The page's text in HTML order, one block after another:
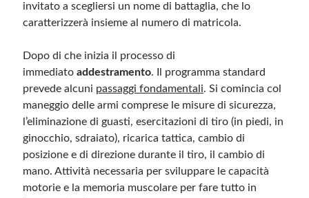
invitato a scegliersi un nome di battaglia, che lo
caratterizzerà insieme al numero di matricola.
Dopo di che inizia il processo di
immediato addestramento. Il programma standard
prevede alcuni passaggi fondamentali. Si comincia col
maneggio delle armi comprese le misure di sicurezza,
l’eliminazione di guasti, esercitazioni di tiro (in piedi, in
ginocchio, sdraiato), ricarica tattica, cambio di
posizione e di direzione durante il tiro, il cambio di
mano. Attività necessaria per sviluppare le capacità
motorie e la memoria muscolare per fare tutto in